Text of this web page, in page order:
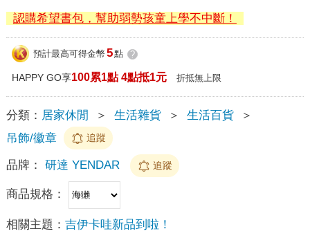
認購希望書包，幫助弱勢孩童上學不中斷！
預計最高可得金幣 5點 ?
HAPPY GO享100累1點 4點抵1元 折抵無上限
分類： 居家休閒 ＞ 生活雜貨 ＞ 生活百貨
＞
吊飾/徽章
追蹤
品牌： 研達 YENDAR 追蹤
商品規格：
相關主題： 吉伊卡哇新品到啦！